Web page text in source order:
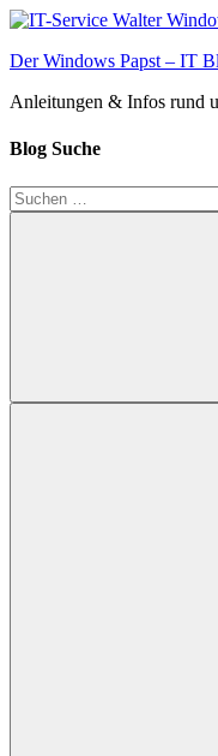
Zum
springen
Der Windows Papst – IT
Anleitungen & Infos rund
Blog Suche
Suchen
nach: